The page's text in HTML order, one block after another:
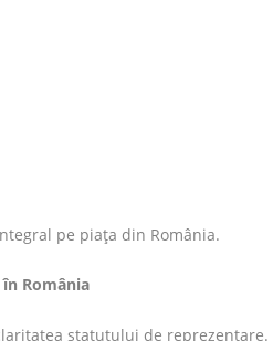
pe piața din România.
România
statutului de reprezentare.